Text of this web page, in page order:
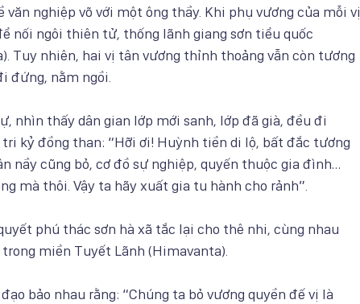
văn nghiệp võ với một ông thầy. Khi phụ vương của mỗi vị
nối ngôi thiên tử, thống lãnh giang sơn tiểu quốc
Tuy nhiên, hai vị tân vương thỉnh thoảng vẫn còn tương
đứng, nằm ngồi.
nhìn thấy dân gian lớp mới sanh, lớp đã già, đều đi
kỷ đồng than: “Hỡi ơi! Huỳnh tiền di lộ, bất đắc tương
nầy cũng bỏ, cơ đồ sự nghiệp, quyến thuộc gia đình…
mà thôi. Vậy ta hãy xuất gia tu hành cho rảnh”.
phú thác sơn hà xã tắc lại cho thê nhi, cùng nhau
miền Tuyết Lãnh (Himavanta).
bảo nhau rằng: “Chúng ta bỏ vương quyền đế vị là